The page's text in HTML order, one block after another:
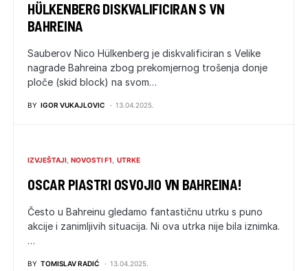
HÜLKENBERG DISKVALIFICIRAN S VN
BAHREINA
Sauberov Nico Hülkenberg je diskvalificiran s Velike
nagrade Bahreina zbog prekomjernog trošenja donje
ploče (skid block) na svom…
BY IGOR VUKAJLOVIC 13.04.2025.
IZVJEŠTAJI NOVOSTI F1 UTRKE
OSCAR PIASTRI OSVOJIO VN BAHREINA!
Često u Bahreinu gledamo fantastičnu utrku s puno
akcije i zanimljivih situacija. Ni ova utrka nije bila iznimka.
…
BY TOMISLAV RADIĆ 13.04.2025.